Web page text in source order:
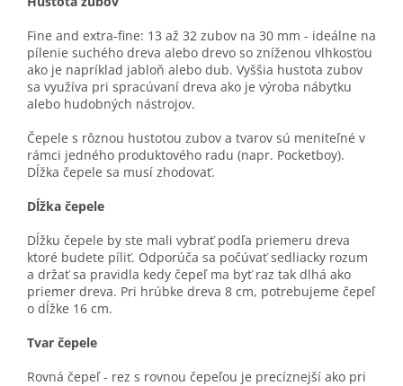
Fine and extra-fine: 13 až 32 zubov na 30 mm - ideálne na
pílenie suchého dreva alebo drevo so zníženou vlhkosťou
ako je napríklad jabloň alebo dub. Vyššia hustota zubov
sa využíva pri spracúvaní dreva ako je výroba nábytku
alebo hudobných nástrojov.
Čepele s rôznou hustotou zubov a tvarov sú meniteľné v
rámci jedného produktového radu (napr. Pocketboy).
Dĺžka čepele sa musí zhodovať.
Dĺžka čepele
Dĺžku čepele by ste mali vybrať podľa priemeru dreva
ktoré budete píliť. Odporúča sa počúvať sedliacky rozum
a držať sa pravidla kedy čepeľ ma byť raz tak dlhá ako
priemer dreva. Pri hrúbke dreva 8 cm, potrebujeme čepeľ
o dĺžke 16 cm.
Tvar čepele
Rovná čepeľ - rez s rovnou čepeľou je precíznejší ako pri